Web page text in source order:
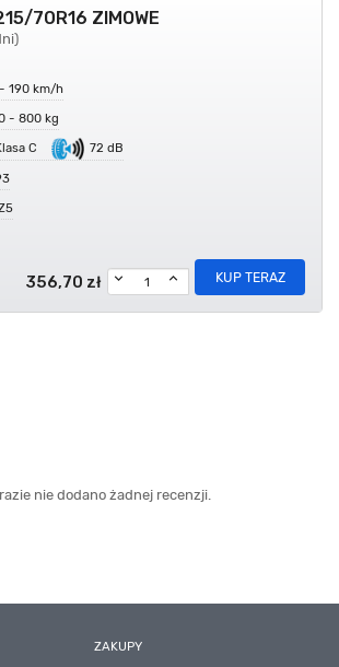
70R16 ZIMOWE
190 km/h
- 800 kg
C 72 dB
356,70 zł KUP TERAZ
nie dodano żadnej recenzji.
ZAKUPY